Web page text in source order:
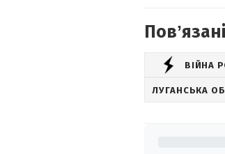
ВІЙНА
ЛУГАНСЬКА